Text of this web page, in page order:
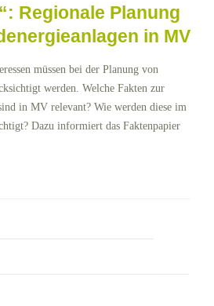
Regionale Planung
in MV
müssen bei der Planung von
werden. Welche Fakten zur
in MV relevant? Wie werden diese im
Dazu informiert das Faktenpapier